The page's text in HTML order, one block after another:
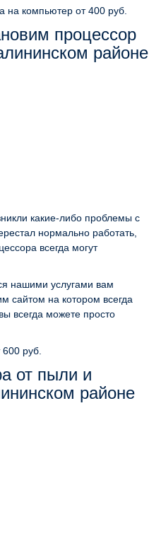
на компьютер от 400 руб.
процессор
районе
какие-либо проблемы с
нормально работать,
всегда могут
нашими услугами вам
сайтом на котором всегда
всегда можете просто
600 руб.
от пыли и
районе